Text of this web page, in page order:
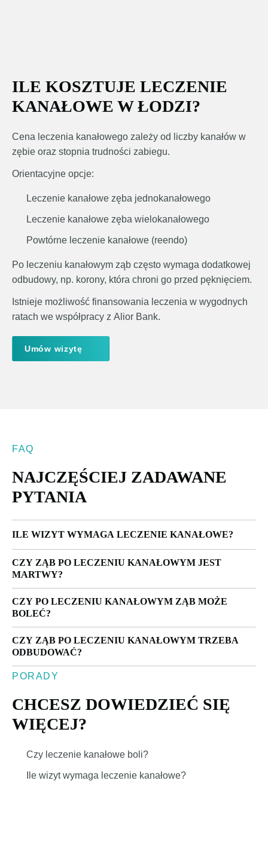
ILE KOSZTUJE LECZENIE
KANAŁOWE W ŁODZI?
Cena leczenia kanałowego zależy od liczby kanałów w
zębie oraz stopnia trudności zabiegu.
Orientacyjne opcje:
Leczenie kanałowe zęba jednokanałowego
Leczenie kanałowe zęba wielokanałowego
Powtórne leczenie kanałowe (reendo)
Po leczeniu kanałowym ząb często wymaga dodatkowej
odbudowy, np. korony, która chroni go przed pęknięciem.
Istnieje możliwość finansowania leczenia w wygodnych
ratach we współpracy z Alior Bank.
Umów wizytę
FAQ
NAJCZĘŚCIEJ ZADAWANE
PYTANIA
ILE WIZYT WYMAGA LECZENIE KANAŁOWE?
CZY ZĄB PO LECZENIU KANAŁOWYM JEST
MARTWY?
CZY PO LECZENIU KANAŁOWYM ZĄB MOŻE
BOLEĆ?
CZY ZĄB PO LECZENIU KANAŁOWYM TRZEBA
ODBUDOWAĆ?
PORADY
CHCESZ DOWIEDZIEĆ SIĘ
WIĘCEJ?
Czy leczenie kanałowe boli?
Ile wizyt wymaga leczenie kanałowe?